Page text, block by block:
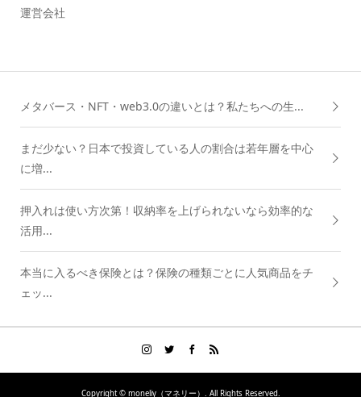
運営会社
メタバース・NFT・web3.0の違いとは？私たちへの生...
まだ少ない？日本で投資している人の割合は若年層を中心
に増...
押入れは使い方次第！収納率を上げられないなら効率的な
活用...
本当に入るべき保険とは？保険の種類ごとに人気商品をチ
ェッ...
Copyright ©moneliy（マネリー）. All Rights Reserved.